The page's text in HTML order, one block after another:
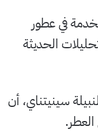
في عطور
الحديثة
سينيتناي، أن